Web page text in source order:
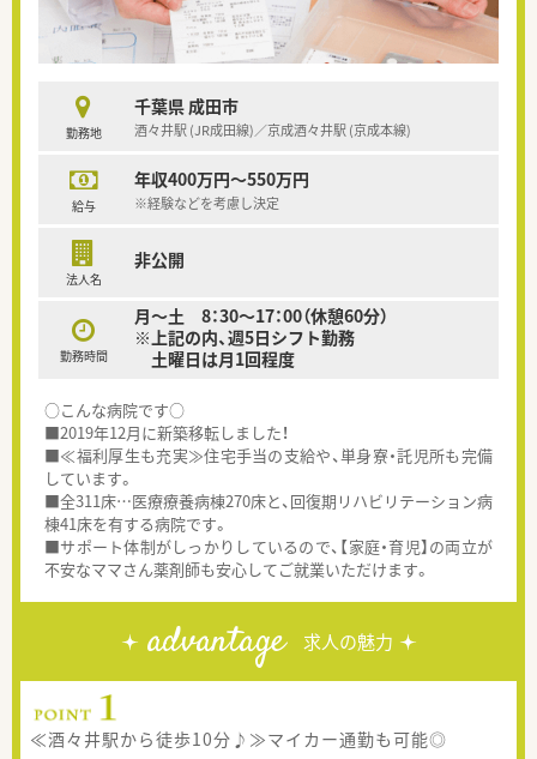
勤務地
千葉県 成田市
酒々井駅 (JR成田線)／京成酒々井駅 (京成本線)
給与
年収400万円～550万円
※経験などを考慮し決定
法人名
非公開
勤務時間
月～土 8：30～17：00（休憩60分）
※上記の内、週5日シフト勤務
土曜日は月1回程度
○こんな病院です○
■2019年12月に新築移転しました！
■≪福利厚生も充実≫住宅手当の支給や、単身寮・託児所も完備
しています。
■全311床…医療療養病棟270床と、回復期リハビリテーション病
棟41床を有する病院です。
■サポート体制がしっかりしているので、【家庭・育児】の両立が
不安なママさん薬剤師も安心してご就業いただけます。
advantage 求人の魅力
≪酒々井駅から徒歩10分♪≫マイカー通勤も可能◎